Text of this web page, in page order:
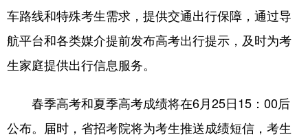
车路线和特殊考生需求，提供交通出行保障，通过导
航平台和各类媒介提前发布高考出行提示，及时为考
生家庭提供出行信息服务。
春季高考和夏季高考成绩将在6月25日15：00后
公布。届时，省招考院将为考生推送成绩短信，考生